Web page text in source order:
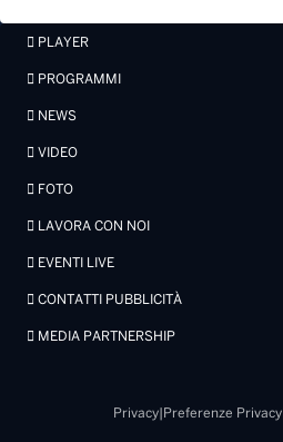
PLAYER
PROGRAMMI
NEWS
VIDEO
FOTO
LAVORA CON NOI
EVENTI LIVE
CONTATTI PUBBLICITÀ
MEDIA PARTNERSHIP
Privacy| Preferenze Privacy|